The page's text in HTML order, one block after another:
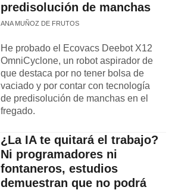
predisolución de manchas
ANA MUÑOZ DE FRUTOS
He probado el Ecovacs Deebot X12
OmniCyclone, un robot aspirador de
que destaca por no tener bolsa de
vaciado y por contar con tecnología
de predisolución de manchas en el
fregado.
¿La IA te quitará el trabajo?
Ni programadores ni
fontaneros, estudios
demuestran que no podrá